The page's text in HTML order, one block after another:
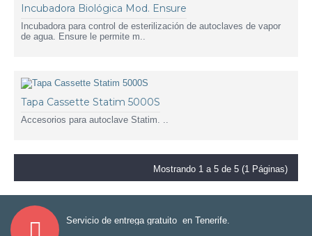
Incubadora Biológica Mod. Ensure
Incubadora para control de esterilización de autoclaves de vapor
de agua. Ensure le permite m..
Tapa Cassette Statim 5000S
Accesorios para autoclave Statim. ..
Mostrando 1 a 5 de 5 (1 Páginas)
Servicio de entrega gratuito en Tenerife.